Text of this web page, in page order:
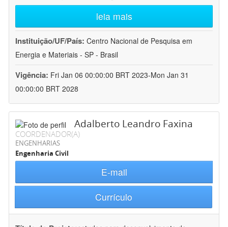
leia mais
Instituição/UF/País: Centro Nacional de Pesquisa em
Energia e Materiais - SP - Brasil
Vigência: Fri Jan 06 00:00:00 BRT 2023-Mon Jan 31
00:00:00 BRT 2028
Adalberto Leandro Faxina
COORDENADOR(A)
ENGENHARIAS
Engenharia Civil
E-mail
Currículo